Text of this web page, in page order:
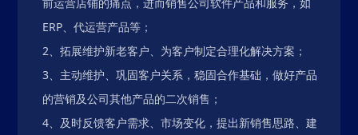
ERP、代运营产品等；
2、拓展维护新老客户、为客户制定合理化解决方案；
3、主动维护、巩固客户关系，稳固合作基础，做好产品
的营销及公司其他产品的二次销售；
4、及时反馈客户需求、市场变化，提出新销售思路、建